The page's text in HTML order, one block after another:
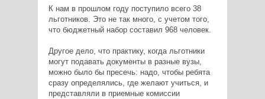
К нам в прошлом году поступило всего 38
льготников. Это не так много, с учетом того,
что бюджетный набор составил 968 человек.
Другое дело, что практику, когда льготники
могут подавать документы в разные вузы,
можно было бы пресечь: надо, чтобы ребята
сразу определялись, где желают учиться, и
представляли в приемные комиссии